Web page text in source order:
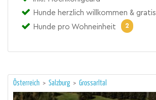
Hunde herzlich willkommen & gratis
Hunde pro Wohneinheit
2
Österreich > Salzburg > Grossarltal